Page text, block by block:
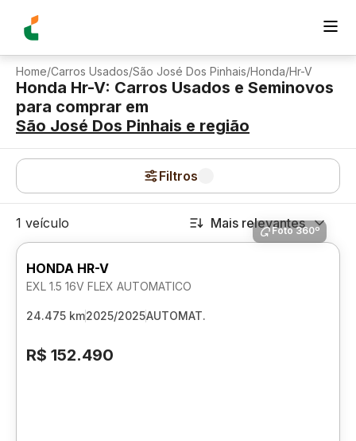
Home/Carros Usados/São José Dos Pinhais/Honda/Hr-V
Honda Hr-V: Carros Usados e Seminovos
para comprar em
São José Dos Pinhais e região
Filtros
1 veículo Mais relevantes
Foto 360º
HONDA HR-V
EXL 1.5 16V FLEX AUTOMATICO
24.475 km2025/2025AUTOMAT.
R$ 152.490